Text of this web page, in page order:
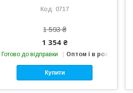
0717
1 593 ₴
1 354 ₴
Готово до відправки Оптом і в роздріб
Купити